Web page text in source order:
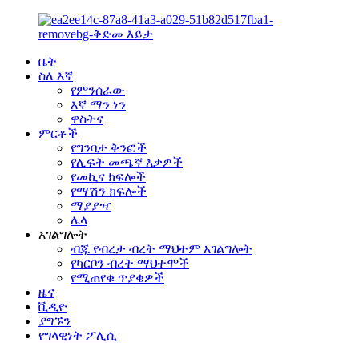
ቤት
ስለ እኛ
የምንሰራው
እኛ ማን ነን
ዋስትና
ምርቶች
የግንባታ ቅንፎች
የሊፍት መጫኛ እቃዎች
የመኪና ክፍሎች
የማሽን ክፍሎች
ማያያዣ
ሌላ
አገልግሎት
ብጁ የብረታ ብረት ማህተም አገልግሎት
የካርቦን ብረት ማህተሞች
የሚጠየቁ ጥያቄዎች
ዜና
ቪዲዮ
ያግኙን
የግላዊነት ፖሊሲ